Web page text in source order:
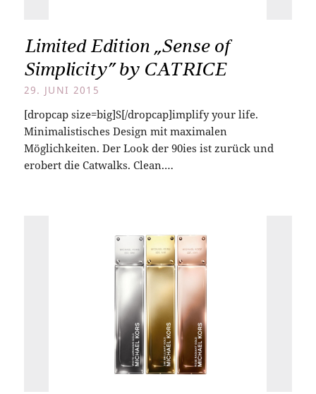
Limited Edition „Sense of
Simplicity” by CATRICE
29. JUNI 2015
[dropcap size=big]S[/dropcap]implify your life.
Minimalistisches Design mit maximalen
Möglichkeiten. Der Look der 90ies ist zurück und
erobert die Catwalks. Clean.…